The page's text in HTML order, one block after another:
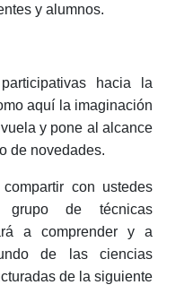
y alumnos.
hacia la
aquí la imaginación
y pone al alcance
de novedades.
con ustedes
de técnicas
a comprender y a
de las ciencias
de la siguiente